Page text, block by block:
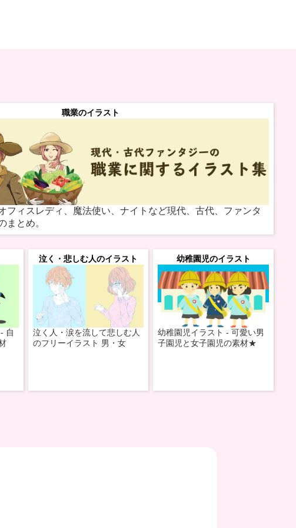
職業のイラスト
フィスレディ、魔法使い、ナイトなど現代、古代、ファンタ
まとめ。
自
泣く・悲しむ人のイラスト
泣く人・涙を流して悲しむ人
のフリーイラスト 男・女
幼稚園児のイラスト
幼稚園児イラスト - 可愛い男
子園児と女子園児の素材★